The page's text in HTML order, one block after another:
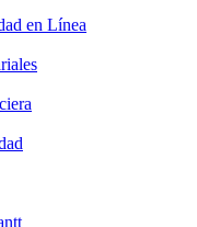
en Línea